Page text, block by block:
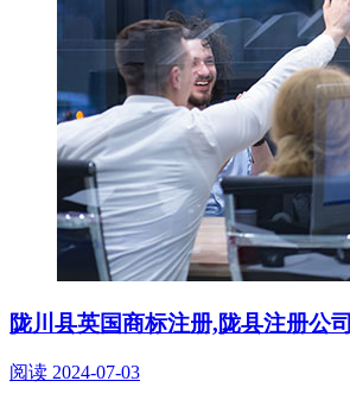
陇川县英国商标注册,陇县注册公司
阅读 2024-07-03